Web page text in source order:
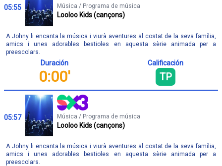
05:55 Música / Programa de música
Looloo Kids (cançons)
A Johny li encanta la música i viurà aventures al costat de la seva família,
amics i unes adorables bestioles en aquesta sèrie animada per a
preescolars.
Duración
0:00'
Calificación
TP
05:57 Música / Programa de música
Looloo Kids (cançons)
A Johny li encanta la música i viurà aventures al costat de la seva família,
amics i unes adorables bestioles en aquesta sèrie animada per a
preescolars.